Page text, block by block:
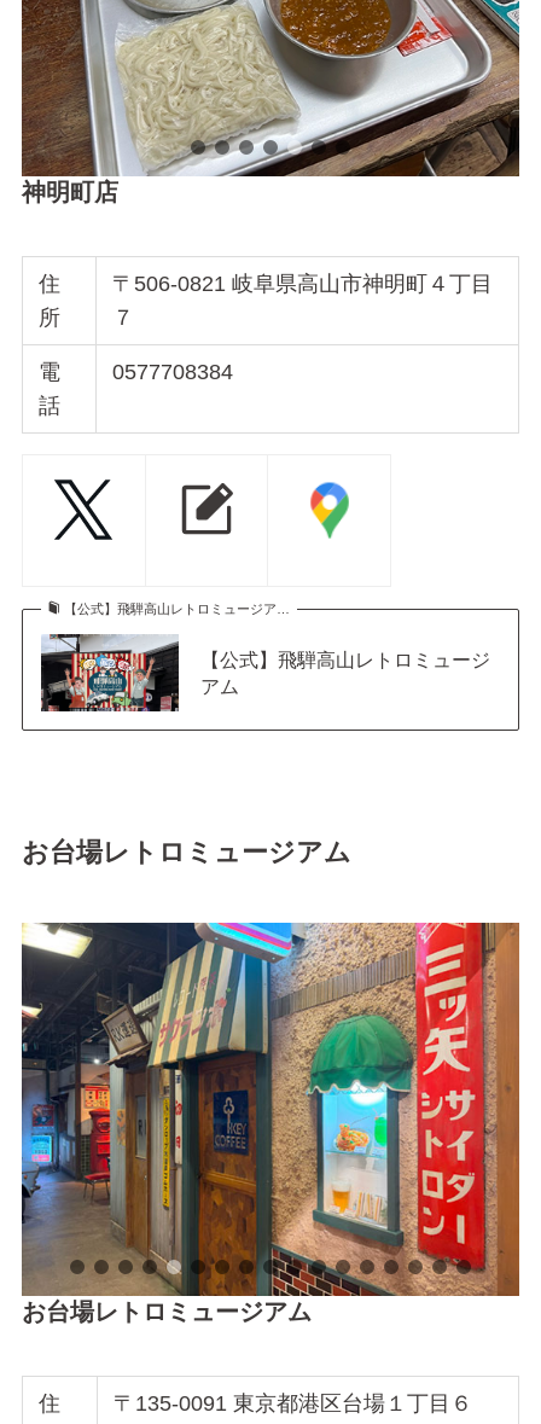
神明町店
住
所
〒506-0821 岐阜県高山市神明町４丁目
７
電
話
0577708384
【公式】飛騨高山レトロミュージア…
【公式】飛騨高山レトロミュージ
アム
お台場レトロミュージアム
お台場レトロミュージアム
住
〒135-0091 東京都港区台場１丁目６